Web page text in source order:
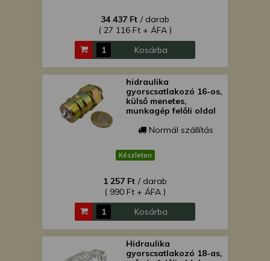
34 437 Ft / darab
( 27 116 Ft + ÁFA )
Kosárba
hidraulika
gyorscsatlakozó 16-os,
külső menetes,
munkagép felőli oldal
Normál szállítás
Készleten
1 257 Ft / darab
( 990 Ft + ÁFA )
Kosárba
Hidraulika
gyorscsatlakozó 18-as,